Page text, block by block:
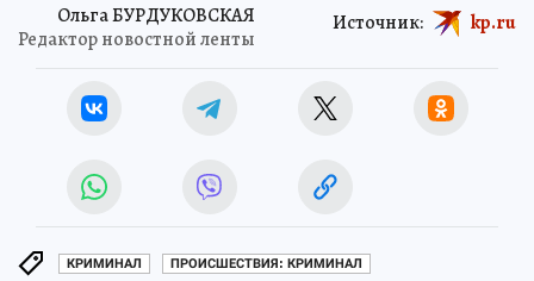
Ольга БУРДУКОВСКАЯ
Редактор новостной ленты
Источник: kp.ru
КРИМИНАЛ ПРОИСШЕСТВИЯ: КРИМИНАЛ